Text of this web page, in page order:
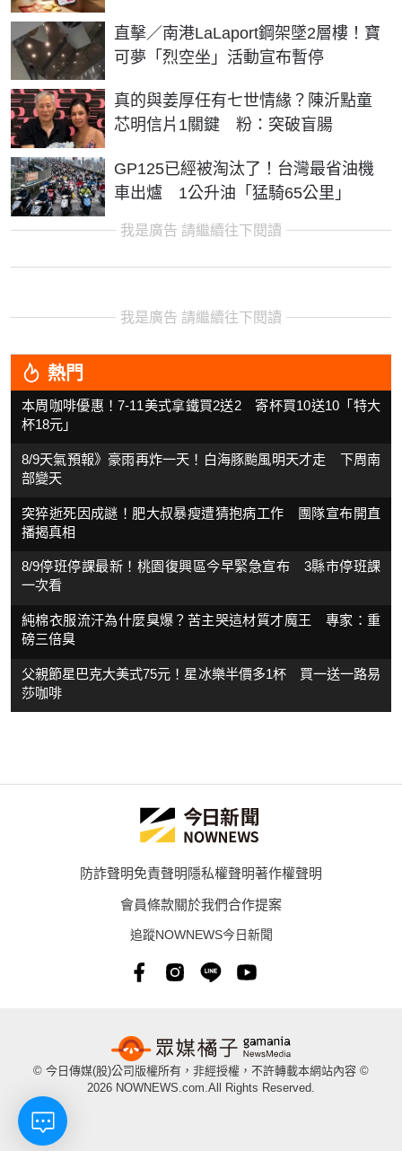
直擊／南港LaLaport鋼架墜2層樓！寶
可夢「烈空坐」活動宣布暫停
真的與姜厚任有七世情緣？陳沂點童
芯明信片1關鍵 粉：突破盲腸
GP125已經被淘汰了！台灣最省油機
車出爐 1公升油「猛騎65公里」
我是廣告 請繼續往下閱讀
我是廣告 請繼續往下閱讀
熱門
本周咖啡優惠！7-11美式拿鐵買2送2 寄杯買10送10「特大
杯18元」
8/9天氣預報》豪雨再炸一天！白海豚颱風明天才走 下周南
部變天
突猝逝死因成謎！肥大叔暴瘦遭猜抱病工作 團隊宣布開直
播揭真相
8/9停班停課最新！桃園復興區今早緊急宣布 3縣市停班課
一次看
純棉衣服流汗為什麼臭爆？苦主哭這材質才魔王 專家：重
磅三倍臭
父親節星巴克大美式75元！星冰樂半價多1杯 買一送一路易
莎咖啡
防詐聲明免責聲明隱私權聲明著作權聲明
會員條款關於我們合作提案
追蹤NOWNEWS今日新聞
© 今日傳媒(股)公司版權所有，非經授權，不許轉載本網站內容 ©
2026 NOWNEWS.com.All Rights Reserved.